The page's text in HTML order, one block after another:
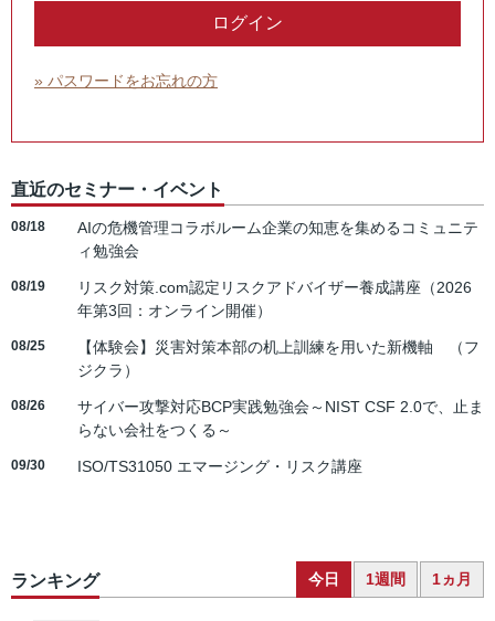
» パスワードをお忘れの方
直近のセミナー・イベント
08/18
AIの危機管理コラボルーム企業の知恵を集めるコミュニテ
ィ勉強会
08/19
リスク対策.com認定リスクアドバイザー養成講座（2026
年第3回：オンライン開催）
08/25
【体験会】災害対策本部の机上訓練を用いた新機軸 （フ
ジクラ）
08/26
サイバー攻撃対応BCP実践勉強会～NIST CSF 2.0で、止ま
らない会社をつくる～
09/30 ISO/TS31050 エマージング・リスク講座
ランキング 今日 1週間 1ヵ月